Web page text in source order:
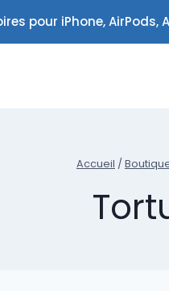
pour iPhone,
Accueil /